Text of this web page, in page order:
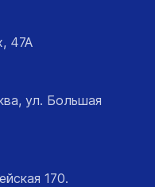
47А
ул. Большая
170.